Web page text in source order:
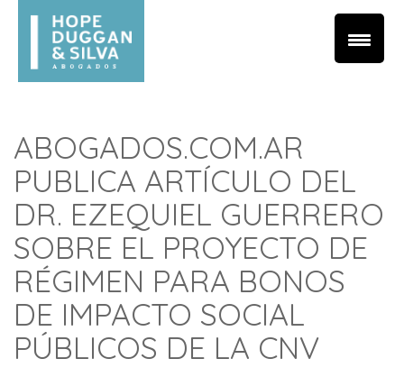
ABOGADOS.COM.AR
PUBLICA ARTÍCULO DEL
DR. EZEQUIEL GUERRERO
SOBRE EL PROYECTO DE
RÉGIMEN PARA BONOS
DE IMPACTO SOCIAL
PÚBLICOS DE LA CNV